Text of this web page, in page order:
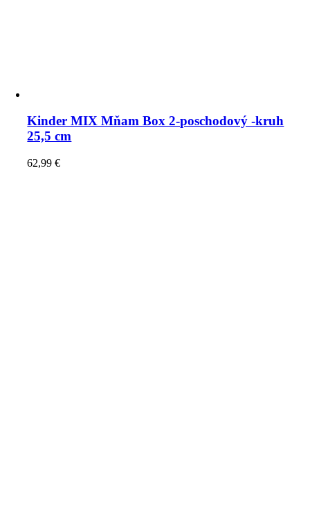
Kinder MIX Mňam Box 2-poschodový -kruh
25,5 cm
62,99€